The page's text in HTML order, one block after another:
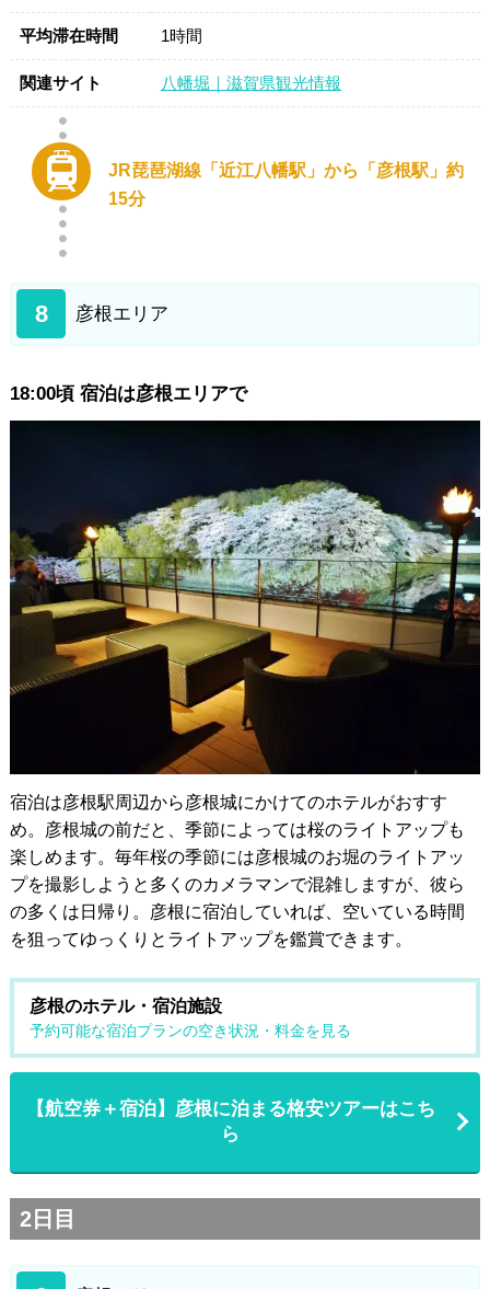
平均滞在時間 1時間
関連サイト 八幡堀｜滋賀県観光情報
JR琵琶湖線「近江八幡駅」から「彦根駅」約
15分
8 彦根エリア
18:00頃 宿泊は彦根エリアで
宿泊は彦根駅周辺から彦根城にかけてのホテルがおすす
め。彦根城の前だと、季節によっては桜のライトアップも
楽しめます。毎年桜の季節には彦根城のお堀のライトアッ
プを撮影しようと多くのカメラマンで混雑しますが、彼ら
の多くは日帰り。彦根に宿泊していれば、空いている時間
を狙ってゆっくりとライトアップを鑑賞できます。
彦根のホテル・宿泊施設
予約可能な宿泊プランの空き状況・料金を見る
【航空券＋宿泊】彦根に泊まる格安ツアーはこち
ら
2日目